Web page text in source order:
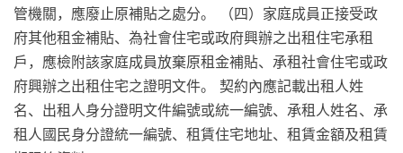
管機關，應廢止原補貼之處分。 （四）家庭成員正接受政
府其他租金補貼、為社會住宅或政府興辦之出租住宅承租
戶，應檢附該家庭成員放棄原租金補貼、承租社會住宅或政
府興辦之出租住宅之證明文件。 契約內應記載出租人姓
名、出租人身分證明文件編號或統一編號、承租人姓名、承
租人國民身分證統一編號、租賃住宅地址、租賃金額及租賃